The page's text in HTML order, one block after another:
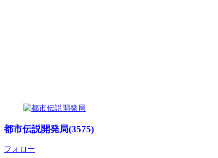
都市伝説開発局(3575)
フォロー